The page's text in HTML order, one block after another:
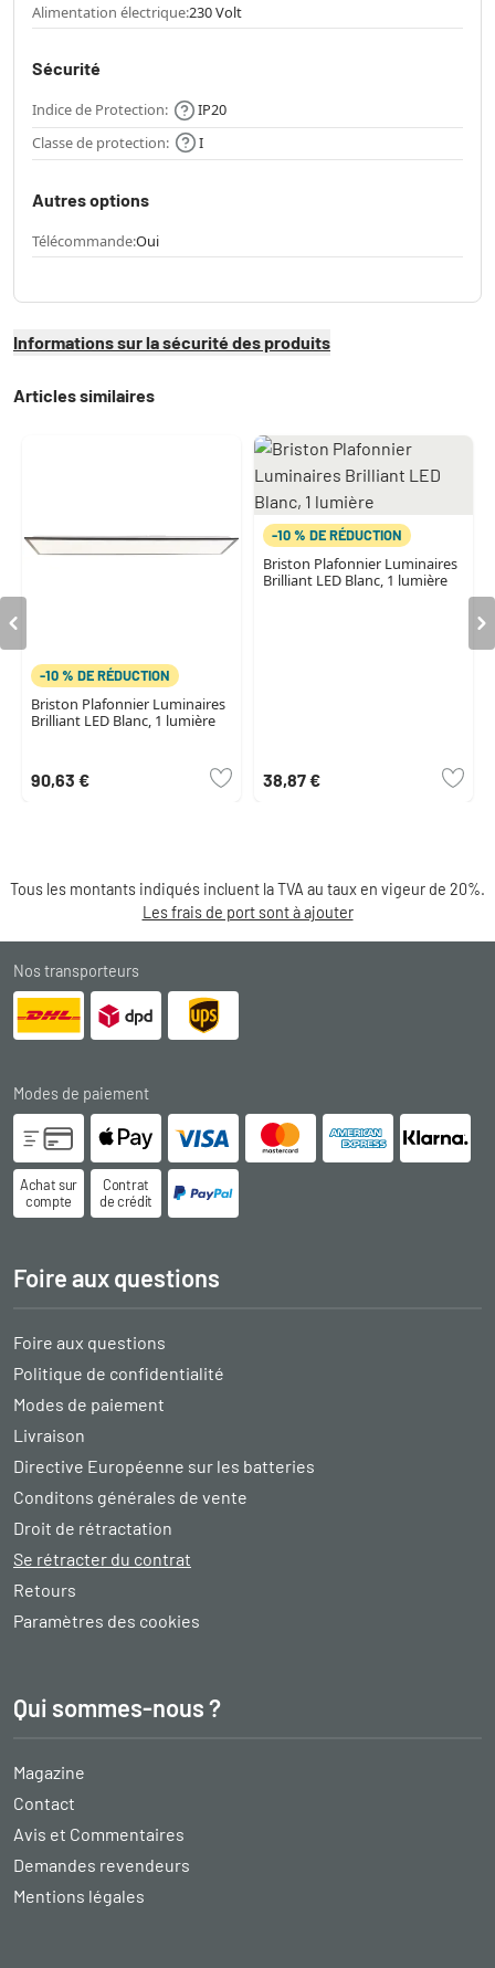
Alimentation électrique:230 Volt
Sécurité
Indice de Protection:
IP20
Classe de protection:
I
Autres options
Télécommande:Oui
Informations sur la sécurité des produits
Articles similaires
-10 % DE RÉDUCTION
Briston Plafonnier Luminaires
Brilliant LED Blanc, 1 lumière
90,63 €
-10 % DE RÉDUCTION
Briston Plafonnier Luminaires
Brilliant LED Blanc, 1 lumière
38,87 €
Tous les montants indiqués incluent la TVA au taux en vigeur de 20%.
Les frais de port sont à ajouter
Nos transporteurs
Modes de paiement
Achat sur
compte
Contrat
de crédit
Foire aux questions
Foire aux questions
Politique de confidentialité
Modes de paiement
Livraison
Directive Européenne sur les batteries
Conditons générales de vente
Droit de rétractation
Se rétracter du contrat
Retours
Paramètres des cookies
Qui sommes-nous ?
Magazine
Contact
Avis et Commentaires
Demandes revendeurs
Mentions légales